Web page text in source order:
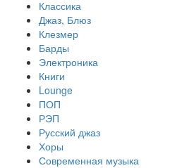
Классика
Джаз, Блюз
Клезмер
Барды
Электроника
Книги
Lounge
ПОП
РЭП
Русский джаз
Хоры
Современная музыка